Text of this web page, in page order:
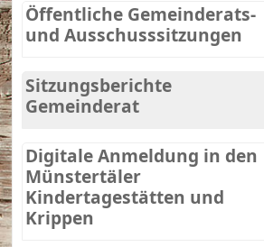
Öffentliche Gemeinderats-
und Ausschusssitzungen
Sitzungsberichte
Gemeinderat
Digitale Anmeldung in den
Münstertäler
Kindertagestätten und
Krippen